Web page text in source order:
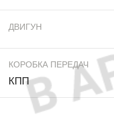
ДВИГУН
КОРОБКА ПЕРЕДАЧ
КПП